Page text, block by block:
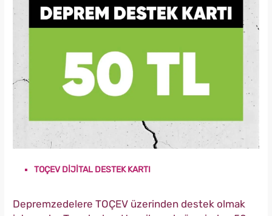
TOÇEV DİJİTAL DESTEK KARTI
Depremzedelere TOÇEV üzerinden destek olmak